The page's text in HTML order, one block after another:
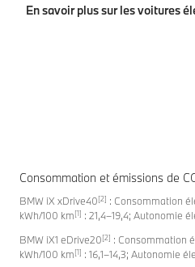
En savoir plus sur les voitures
Consommation et émissions de
BMW iX xDrive40[2] : Consommation
kWh/100 km[1] : 21,4–19,4; Autonomie
BMW iX1 eDrive20[2] : Consommation
kWh/100 km[1] : 16,1–14,3; Autonomie